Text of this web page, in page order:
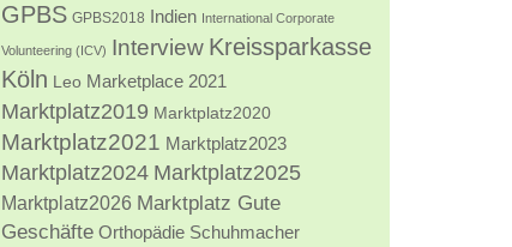
GPBS GPBS2018 Indien International Corporate
Volunteering (ICV) Interview Kreissparkasse
Köln Leo Marketplace 2021
Marktplatz2019 Marktplatz2020
Marktplatz2021 Marktplatz2023
Marktplatz2024 Marktplatz2025
Marktplatz2026 Marktplatz Gute
Geschäfte Orthopädie Schuhmacher